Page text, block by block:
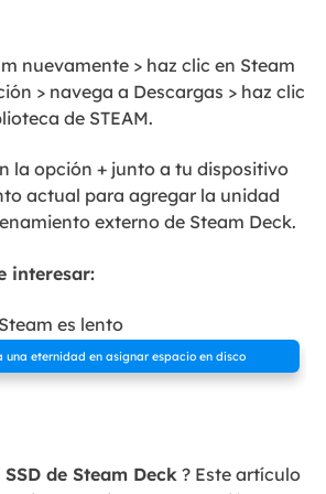
nuevamente > haz clic en Steam
> navega a Descargas > haz clic
de STEAM.
la opción + junto a tu dispositivo
actual para agregar la unidad
externo de Steam Deck.
interesar:
es lento
una eternidad en asignar espacio en disco
de Steam Deck? Este artículo